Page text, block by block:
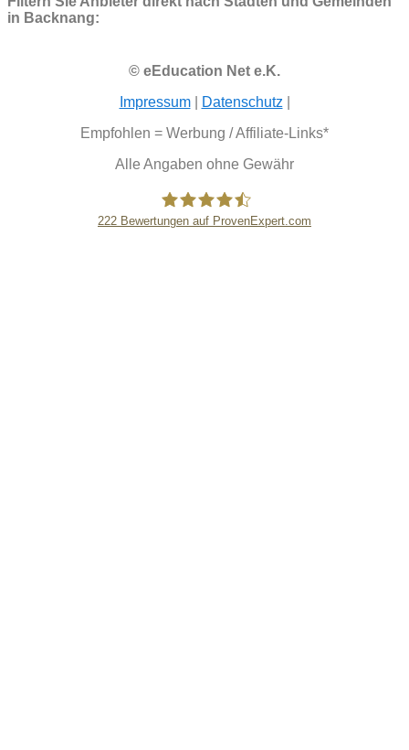
in Backnang:
© eEducation Net e.K.
Impressum| Datenschutz
Empfohlen = Werbung / Affiliate-Links*
Alle Angaben ohne Gewähr
222 Bewertungen auf ProvenExpert.com